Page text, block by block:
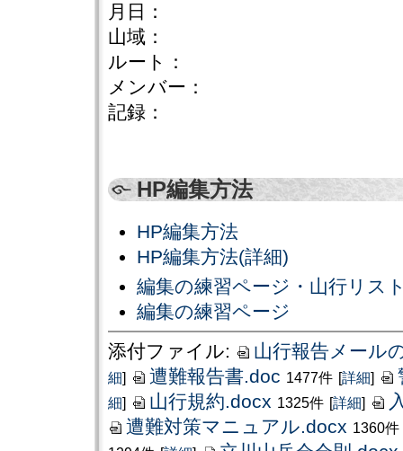
月日：
山域：
ルート：
メンバー：
記録：
HP編集方法
HP編集方法
HP編集方法(詳細)
編集の練習ページ・山行リス
編集の練習ページ
添付ファイル:
山行報告メール
細] 遭難報告書.doc 1477件 [詳細]
細] 山行規約.docx 1325件 [詳細]
遭難対策マニュアル.docx 1360件